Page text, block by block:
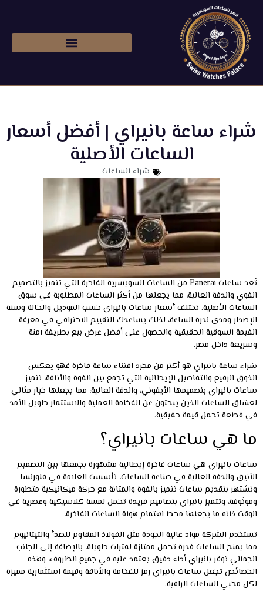
شراء ساعة بانيراي | أفضل أسعار
الساعات الأصلية
شراء الساعات
تُعد ساعات Panerai من الساعات السويسرية الفاخرة التي تتميز بالتصميم
القوي والدقة العالية، مما يجعلها من أكثر الساعات المطلوبة في سوق
الساعات الأصلية. تختلف أسعار ساعات بانيراي حسب الموديل والحالة وسنة
الإصدار ومدى ندرة الساعة، لذلك يساعدك التقييم الاحترافي في معرفة
القيمة السوقية الحقيقية والحصول على أفضل عرض بيع بطريقة آمنة
وسريعة داخل مصر.
شراء ساعة بانيراي هو أكثر من مجرد اقتناء ساعة فاخرة فهو يعكس
الذوق الرفيع والتفاصيل الإيطالية التي تجمع بين القوة والأناقة، تتميز
ساعات بانيراي بتصميمها الأيقوني، والدقة العالية، مما يجعلها خيار مثالي
لعشاق الساعات الذين يبحثون عن الفخامة العملية والاستثمار طويل الأمد
في قطعة تحمل قيمة حقيقية.
ما هي ساعات بانيراي؟
ساعات بانيراي هي ساعات فاخرة إيطالية مشهورة بجمعها بين التصميم
الأنيق والدقة العالية في صناعة الساعات، تأسست العلامة في فلورنسا
وتشتهر بتقديم ساعات تتميز بالقوة والمتانة مع حركة ميكانيكية متطورة
وموثوقة، وتتميز بانيراي بتصاميم فريدة تحمل لمسة كلاسيكية وعصرية في
الوقت ذاته ما يجعلها محط اهتمام هواة الساعات الفاخرة،
تستخدم الشركة مواد عالية الجودة مثل الفولاذ المقاوم للصدأ والتيتانيوم
مما يمنح الساعات قدرة تحمل ممتازة لفترات طويلة، بالإضافة إلى الجانب
الجمالي توفر بانيراي أداء دقيق يعتمد عليه في جميع الظروف، وهذه
الخصائص تجعل ساعات بانيراي رمز للفخامة والأناقة وقيمة استثمارية مميزة
لكل محبي الساعات الراقية.